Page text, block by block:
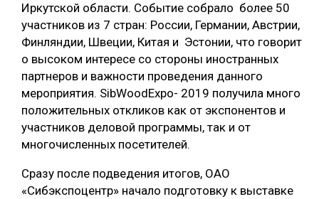
Иркутской области. Событие собрало более 50
участников из 7 стран: России, Германии, Австрии,
Финляндии, Швеции, Китая и Эстонии, что говорит
о высоком интересе со стороны иностранных
партнеров и важности проведения данного
мероприятия. SibWoodExpo- 2019 получила много
положительных откликов как от экспонентов и
участников деловой программы, так и от
многочисленных посетителей.
Сразу после подведения итогов, ОАО
«Сибэкспоцентр» начало подготовку к выставке